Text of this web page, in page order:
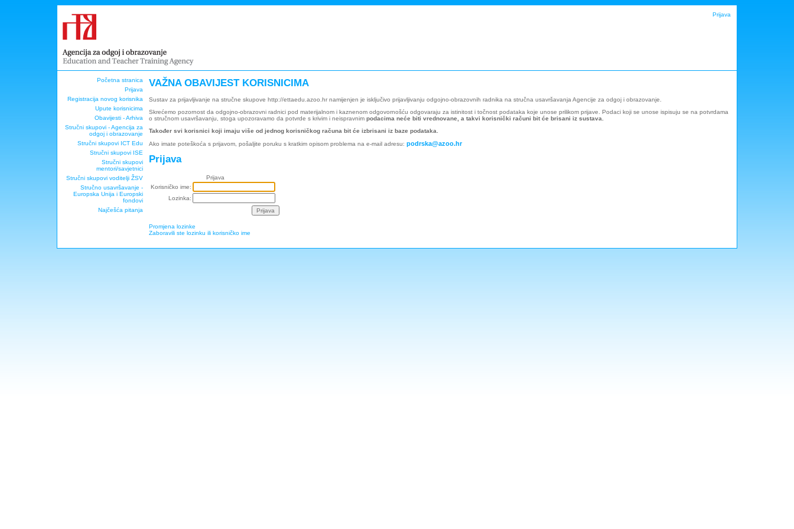
Prijava
Početna stranica
Prijava
Registracija novog korisnika
Upute korisnicima
Obavijesti - Arhiva
Stručni skupovi - Agencija za
odgoj i obrazovanje
Stručni skupovi ICT Edu
Stručni skupovi ISE
Stručni skupovi
mentori/savjetnici
Stručni skupovi voditelji ŽSV
Stručno usavršavanje -
Europska Unija i Europski
fondovi
Najčešća pitanja
VAŽNA OBAVIJEST KORISNICIMA
Sustav za prijavljivanje na stručne skupove http://ettaedu.azoo.hr namijenjen je isključivo prijavljivanju odgojno-obrazovnih radnika na stručna usavršavanja Agencije za odgoj i obrazovanje.
Skrećemo pozornost da odgojno-obrazovni radnici pod materijalnom i kaznenom odgovornošću odgovaraju za istinitost i točnost podataka koje unose prilikom prijave. Podaci koji se unose ispisuju se na potvrdama
o stručnom usavršavanju, stoga upozoravamo da potvrde s krivim i neispravnim podacima neće biti vrednovane, a takvi korisnički računi bit će brisani iz sustava.
Također svi korisnici koji imaju više od jednog korisničkog računa bit će izbrisani iz baze podataka.
Ako imate poteškoća s prijavom, pošaljite poruku s kratkim opisom problema na e-mail adresu: podrska@azoo.hr
Prijava
Prijava
Korisničko ime:
Lozinka:
Promjena lozinke
Zaboravili ste lozinku ili korisničko ime